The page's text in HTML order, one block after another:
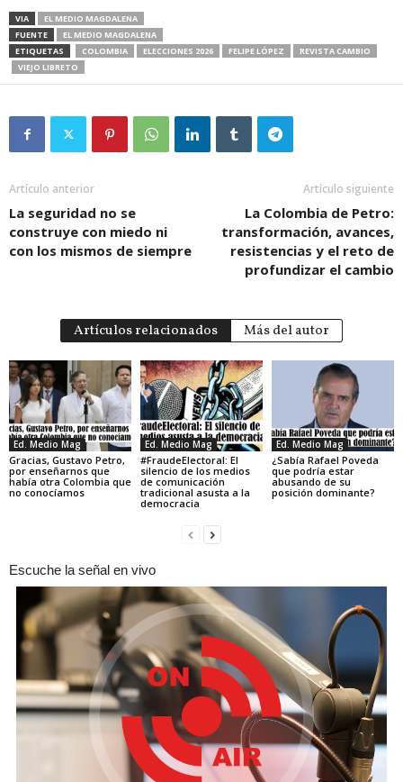
VIA
EL MEDIO MAGDALENA
FUENTE
EL MEDIO MAGDALENA
ETIQUETAS
COLOMBIA ELECCIONES 2026 FELIPE LÓPEZ
REVISTA CAMBIO
VIEJO LIBRETO
Artículo anterior
La seguridad no se
construye con miedo ni
con los mismos de siempre
Artículo siguiente
La Colombia de Petro:
transformación, avances,
resistencias y el reto de
profundizar el cambio
Artículos relacionados Más del autor
Ed. Medio Mag
Gracias, Gustavo Petro,
por enseñarnos que
había otra Colombia que
no conocíamos
Ed. Medio Mag
#FraudeElectoral: El
silencio de los medios
de comunicación
tradicional asusta a la
democracia
Ed. Medio Mag
¿Sabía Rafael Poveda
que podría estar
abusando de su
posición dominante?
Escuche la señal en vivo